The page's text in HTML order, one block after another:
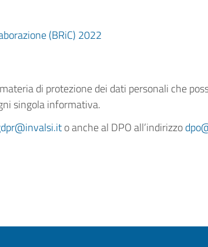
(BRiC) 2022
di protezione dei dati personali che
singola informativa.
o anche al DPO all’indirizzo